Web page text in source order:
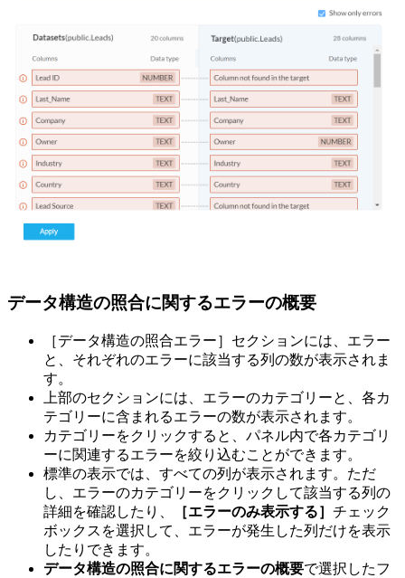
データ構造の照合に関するエラーの概要
［データ構造の照合エラー］セクションには、エラー
と、それぞれのエラーに該当する列の数が表示されま
す。
上部のセクションには、エラーのカテゴリーと、各カ
テゴリーに含まれるエラーの数が表示されます。
カテゴリーをクリックすると、パネル内で各カテゴリ
ーに関連するエラーを絞り込むことができます。
標準の表示では、すべての列が表示されます。ただ
し、エラーのカテゴリーをクリックして該当する列の
詳細を確認したり、
［エラーのみ表示する］ チェック
ボックスを選択して、エラーが発生した列だけを表示
したりできます。
データ構造の照合に関するエラーの概要で選択したフ